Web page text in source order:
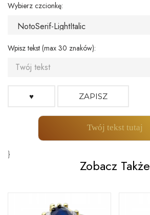
Wybierz czcionkę:
Wpisz tekst (max 30 znaków):
♥ ZAPISZ
Twój tekst tutaj
}
Zobacz Także